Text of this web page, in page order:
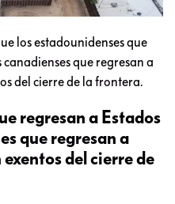
los estadounidenses que
que regresan a
del cierre de la frontera.
regresan a Estados
que regresan a
del cierre de